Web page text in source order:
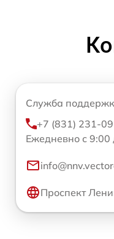
Служба
+7 (831) 231-
Ежедневно с 9:00
Проспект